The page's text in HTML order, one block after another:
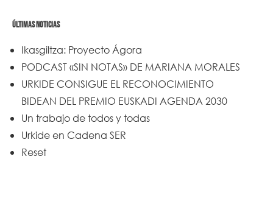
ÚLTIMAS NOTICIAS
Ikasgiltza: Proyecto Ágora
PODCAST «SIN NOTAS» DE MARIANA MORALES
URKIDE CONSIGUE EL RECONOCIMIENTO
BIDEAN DEL PREMIO EUSKADI AGENDA 2030
Un trabajo de todos y todas
Urkide en Cadena SER
Reset